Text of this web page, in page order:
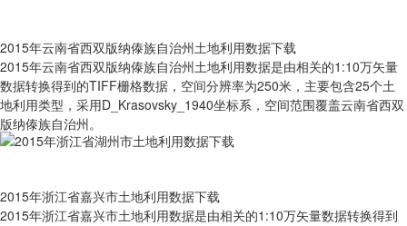
2015年云南省西双版纳傣族自治州土地利用数据下载
2015年云南省西双版纳傣族自治州土地利用数据是由相关的1:10万矢量
数据转换得到的TIFF栅格数据，空间分辨率为250米，主要包含25个土
地利用类型，采用D_Krasovsky_1940坐标系，空间范围覆盖云南省西双
版纳傣族自治州。
2015年浙江省嘉兴市土地利用数据下载
2015年浙江省嘉兴市土地利用数据是由相关的1:10万矢量数据转换得到